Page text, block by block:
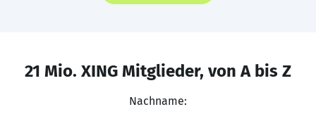
21 Mio. XING Mitglieder, von A bis Z
Nachname: